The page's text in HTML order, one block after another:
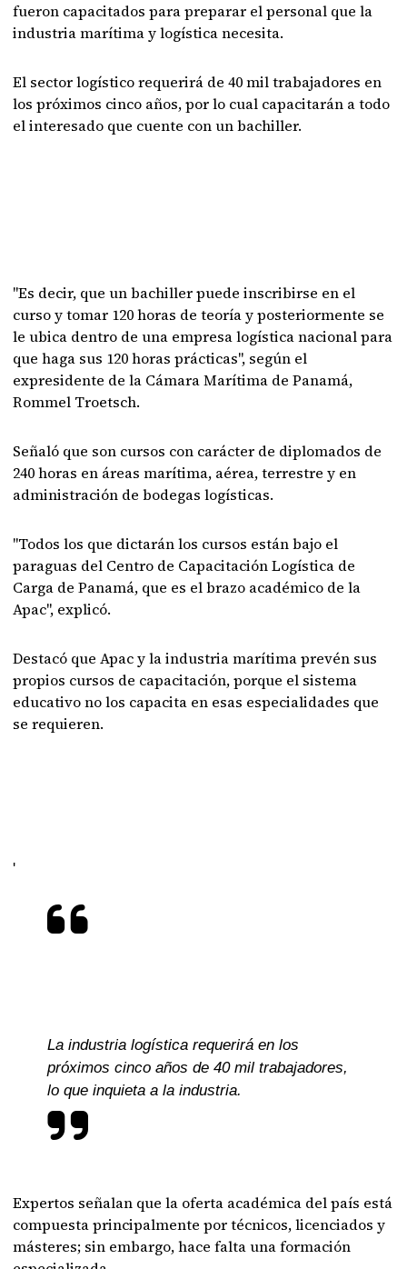
fueron capacitados para preparar el personal que la
industria marítima y logística necesita.
El sector logístico requerirá de 40 mil trabajadores en
los próximos cinco años, por lo cual capacitarán a todo
el interesado que cuente con un bachiller.
"Es decir, que un bachiller puede inscribirse en el
curso y tomar 120 horas de teoría y posteriormente se
le ubica dentro de una empresa logística nacional para
que haga sus 120 horas prácticas", según el
expresidente de la Cámara Marítima de Panamá,
Rommel Troetsch.
Señaló que son cursos con carácter de diplomados de
240 horas en áreas marítima, aérea, terrestre y en
administración de bodegas logísticas.
"Todos los que dictarán los cursos están bajo el
paraguas del Centro de Capacitación Logística de
Carga de Panamá, que es el brazo académico de la
Apac", explicó.
Destacó que Apac y la industria marítima prevén sus
propios cursos de capacitación, porque el sistema
educativo no los capacita en esas especialidades que
se requieren.
'
La industria logística requerirá en los
próximos cinco años de 40 mil trabajadores,
lo que inquieta a la industria.
Expertos señalan que la oferta académica del país está
compuesta principalmente por técnicos, licenciados y
másteres; sin embargo, hace falta una formación